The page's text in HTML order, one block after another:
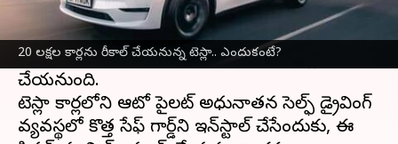
20 లక్షల కార్లను రీకాల్ చేయనున్న టెస్లా.. ఎందుకంటే?
ప్రముఖ ఎలక్ట్రిక్ కార్ల మేకర్,ఎలాన్ మస్క్‌కి చెందిన
టెస్లా(Tesla) సంచలన నిర్ణయం తీసుకుంది.
అమెరికా విక్రయించిన దాదాపు 20 లక్షల కార్లను రీకాల్
చేయనుంది.
టెస్లా కార్లలోని ఆటో పైలట్ అధునాతన సెల్ఫ్ డ్రైవింగ్
వ్యవస్థలో కొత్త సేఫ్ గార్డ్‌ని ఇన్‌స్టాల్ చేసేందుకు, ఈ